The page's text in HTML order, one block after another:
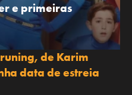
e primeiras
de Karim
data de estreia